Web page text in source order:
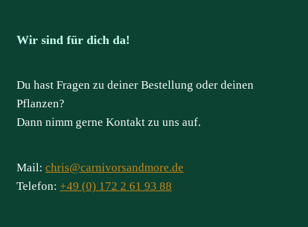
Wir sind für dich da!
Du hast Fragen zu deiner Bestellung oder deinen
Pflanzen?
Dann nimm gerne Kontakt zu uns auf.
Mail: chris@carnivorsandmore.de
Telefon: +49 (0) 172 2 61 93 88